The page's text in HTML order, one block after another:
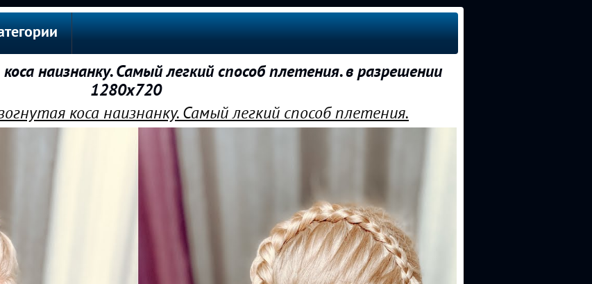
наизнанку. Самый легкий способ плетения. в разрешении
1280x720
коса наизнанку. Самый легкий способ плетения.